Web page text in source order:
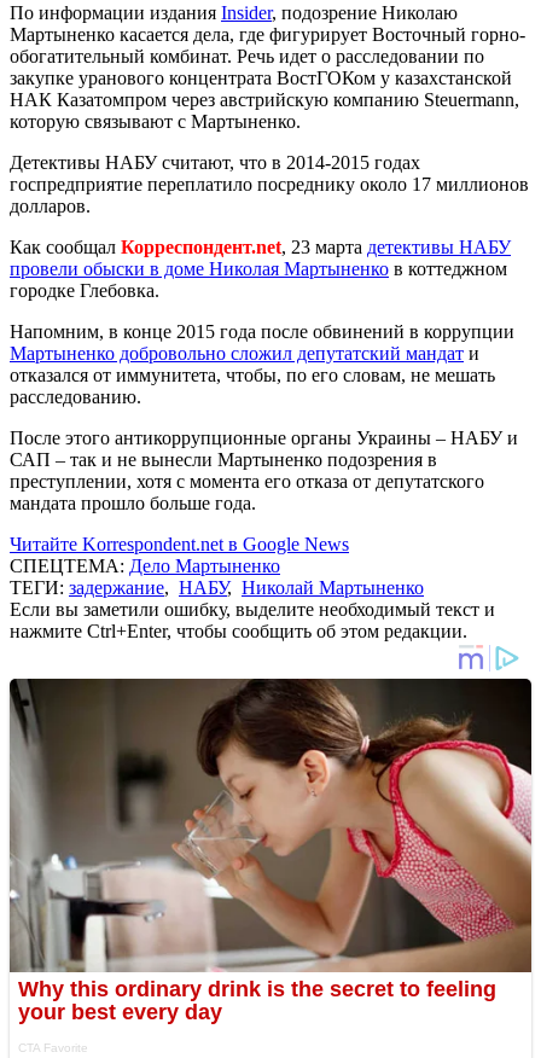
По информации издания Insider, подозрение Николаю
Мартыненко касается дела, где фигурирует Восточный горно-
обогатительный комбинат. Речь идет о расследовании по
закупке уранового концентрата ВостГОКом у казахстанской
НАК Казатомпром через австрийскую компанию Steuermann,
которую связывают с Мартыненко.
Детективы НАБУ считают, что в 2014-2015 годах
госпредприятие переплатило посреднику около 17 миллионов
долларов.
Как сообщал Корреспондент.net, 23 марта детективы НАБУ
провели обыски в доме Николая Мартыненко в коттеджном
городке Глебовка.
Напомним, в конце 2015 года после обвинений в коррупции
Мартыненко добровольно сложил депутатский мандат и
отказался от иммунитета, чтобы, по его словам, не мешать
расследованию.
После этого антикоррупционные органы Украины – НАБУ и
САП – так и не вынесли Мартыненко подозрения в
преступлении, хотя с момента его отказа от депутатского
мандата прошло больше года.
Читайте Korrespondent.net в Google News
СПЕЦТЕМА: Дело Мартыненко
ТЕГИ: задержание, НАБУ, Николай Мартыненко
Если вы заметили ошибку, выделите необходимый текст и
нажмите Ctrl+Enter, чтобы сообщить об этом редакции.